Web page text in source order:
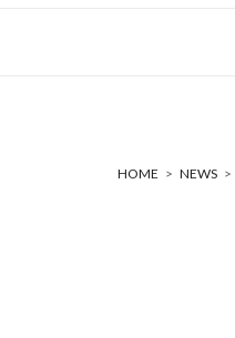
HOME > NEWS >